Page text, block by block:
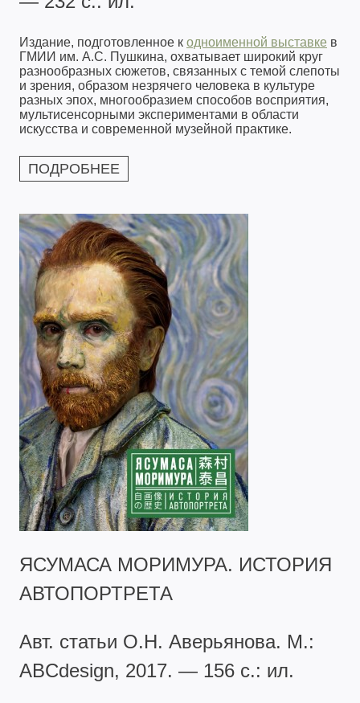
Издание, подготовленное к одноименной выставке в
ГМИИ им. А.С. Пушкина, охватывает широкий круг
разнообразных сюжетов, связанных с темой слепоты
и зрения, образом незрячего человека в культуре
разных эпох, многообразием способов восприятия,
мультисенсорными экспериментами в области
искусства и современной музейной практике.
ПОДРОБНЕЕ
ЯСУМАСА МОРИМУРА. ИСТОРИЯ
АВТОПОРТРЕТА
Авт. статьи О.Н. Аверьянова. М.:
ABCdesign, 2017. — 156 с.: ил.